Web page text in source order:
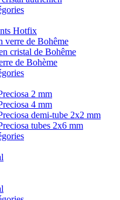
Hotfix
verre de Bohême
cristal de Bohême
de Bohème
2 mm
4 mm
demi-tube 2x2 mm
tubes 2x6 mm